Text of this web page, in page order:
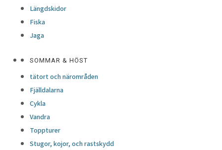
Längdskidor
Fiska
Jaga
SOMMAR & HÖST
tätort och närområden
Fjälldalarna
Cykla
Vandra
Toppturer
Stugor, kojor, och rastskydd